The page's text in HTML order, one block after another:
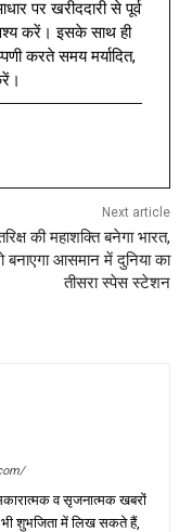
पर खरीददारी से पूर्व
करें। इसके साथ ही
करते समय मर्यादित,
Next article
की महाशक्ति बनेगा भारत,
बनाएगा आसमान में दुनिया का
तीसरा स्पेस स्टेशन
व सृजनात्मक खबरों
शुभजिता में लिख सकते हैं,